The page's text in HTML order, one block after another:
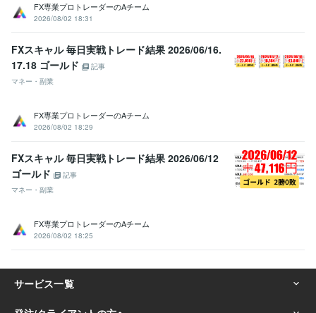
FX専業プロトレーダーのAチーム
2026/08/02 18:31
FXスキャル 毎日実戦トレード結果 2026/06/16.
17.18 ゴールド
記事
マネー・副業
FX専業プロトレーダーのAチーム
2026/08/02 18:29
FXスキャル 毎日実戦トレード結果 2026/06/12
ゴールド
記事
マネー・副業
FX専業プロトレーダーのAチーム
2026/08/02 18:25